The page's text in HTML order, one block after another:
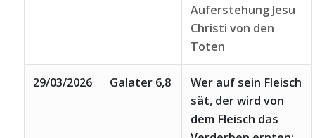
Auferstehung Jesu
Christi von den
Toten
29/03/2026 Galater 6,8
Wer auf sein Fleisch
sät, der wird von
dem Fleisch das